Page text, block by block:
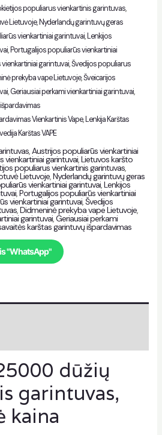
populiarus vienkartinis garintuvas,
Lietuvoje, Nyderlandų garintuvų geras
vienkartiniai garintuvai, Lenkijos
, Portugalijos populiarūs vienkartiniai
garintuvai,Švedijos populiarus
prekyba vape Lietuvoje,Šveicarijos
,Geriausiai perkami vienkartiniai garintuvai,
Vienkartinis Vape, Lenkija Karštas
Karštas VAPE
,Austrijos populiarūs vienkartiniai
vienkartiniai garintuvai,Lietuvos karšto
populiarus vienkartinis garintuvas,
Lietuvoje,Nyderlandų garintuvų geras
vienkartiniai garintuvai,Lenkijos
,Portugalijos populiarūs vienkartiniai
vienkartiniai garintuvai,Švedijos
,Didmeninė prekyba vape Lietuvoje,
garintuvai,Geriausiai perkami
karštas garintuvų išpardavimas
"WhatsApp"
dūžių
garintuvas,
kaina